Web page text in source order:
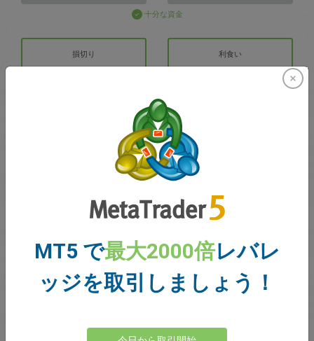
十分な資金
損切り 利食い
取引アカウントの作成
ボーナス
0.00
合計のオープン損益
Total Premium
資金を入金
MT5 で最大2000倍レバレ
ッジを取引しましょう！